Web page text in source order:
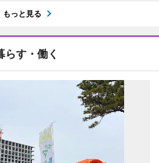
もっと見る
らす・働く